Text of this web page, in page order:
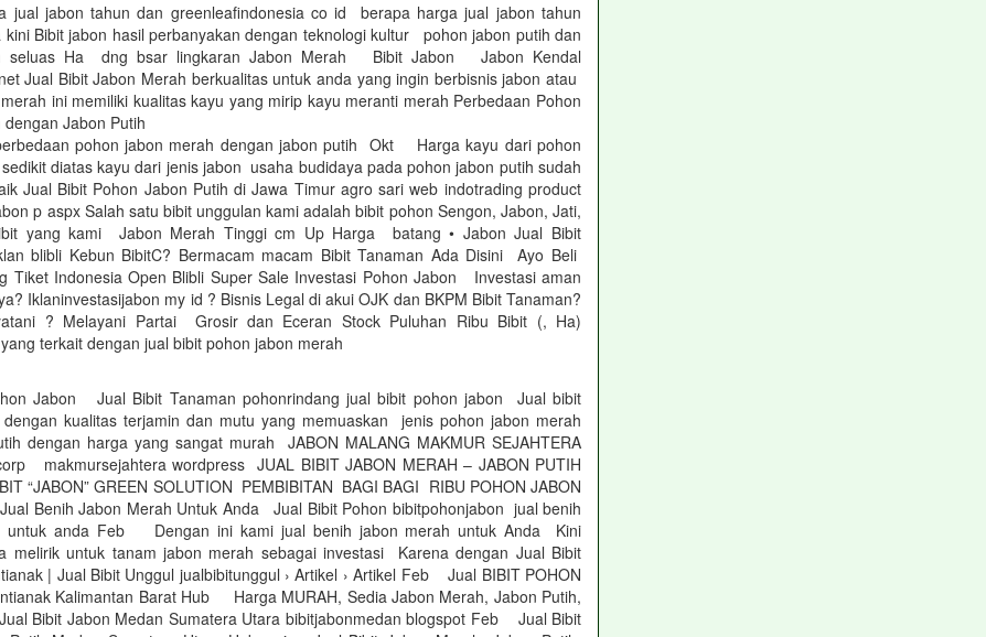
jual jabon tahun dan greenleafindonesia co id berapa harga jual jabon tahun
Bibit jabon hasil perbanyakan dengan teknologi kultur pohon jabon putih dan
seluas Ha dng bsar lingkaran Jabon Merah Bibit Jabon Jabon Kendal
Jual Bibit Jabon Merah berkualitas untuk anda yang ingin berbisnis jabon atau
ini memiliki kualitas kayu yang mirip kayu meranti merah Perbedaan Pohon
Jabon Putih
pohon jabon merah dengan jabon putih Okt Harga kayu dari pohon
diatas kayu dari jenis jabon usaha budidaya pada pohon jabon putih sudah
Jual Bibit Pohon Jabon Putih di Jawa Timur agro sari web indotrading product
p aspx Salah satu bibit unggulan kami adalah bibit pohon Sengon, Jabon, Jati,
yang kami Jabon Merah Tinggi cm Up Harga batang • Jabon Jual Bibit
blibli Kebun BibitC? Bermacam macam Bibit Tanaman Ada Disini Ayo Beli
Tiket Indonesia Open Blibli Super Sale Investasi Pohon Jabon Investasi aman
Iklaninvestasijabon my id ? Bisnis Legal di akui OJK dan BKPM Bibit Tanaman?
? Melayani Partai Grosir dan Eceran Stock Puluhan Ribu Bibit (, Ha)
terkait dengan jual bibit pohon jabon merah
Jabon Jual Bibit Tanaman pohonrindang jual bibit pohon jabon Jual bibit
kualitas terjamin dan mutu yang memuaskan jenis pohon jabon merah
dengan harga yang sangat murah JABON MALANG MAKMUR SEJAHTERA
makmursejahtera wordpress JUAL BIBIT JABON MERAH – JABON PUTIH
“JABON” GREEN SOLUTION PEMBIBITAN BAGI BAGI RIBU POHON JABON
Benih Jabon Merah Untuk Anda Jual Bibit Pohon bibitpohonjabon jual benih
untuk anda Feb Dengan ini kami jual benih jabon merah untuk Anda Kini
melirik untuk tanam jabon merah sebagai investasi Karena dengan Jual Bibit
| Jual Bibit Unggul jualbibitunggul › Artikel › Artikel Feb Jual BIBIT POHON
Kalimantan Barat Hub Harga MURAH, Sedia Jabon Merah, Jabon Putih,
Bibit Jabon Medan Sumatera Utara bibitjabonmedan blogspot Feb Jual Bibit